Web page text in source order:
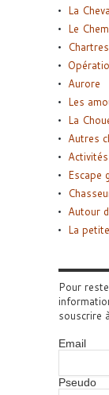
La
Le
Aurore
Les
La
Autres
Escape
Autour
La
Pour
souscrire
Email
Pseudo